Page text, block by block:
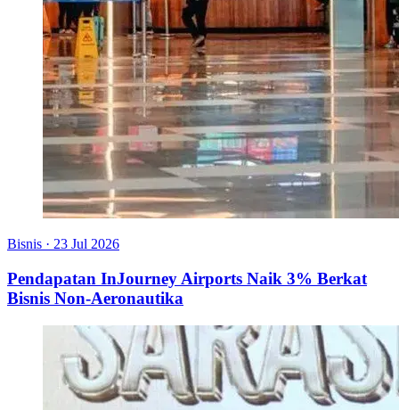
Bisnis · 23 Jul 2026
Pendapatan InJourney Airports Naik 3% Berkat
Bisnis Non-Aeronautika